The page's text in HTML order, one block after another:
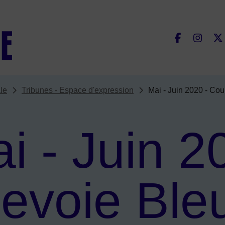
Tribunes - Espace d'expression Mai - Juin 2020 -
- Juin